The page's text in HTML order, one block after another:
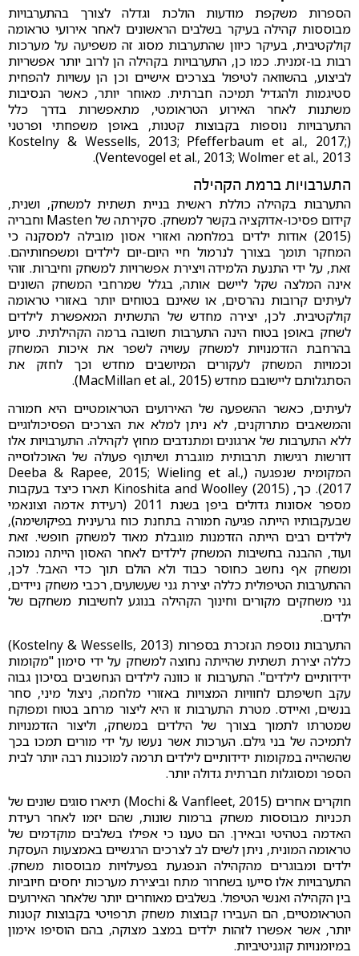
הספרות משקפת מודעות הולכת וגדלה לצורך בהתערבויות
מבוססות קהילה בעיקר בשלבים הראשונים לאחר אירועי טראומה
קולקטיבית, בעיקר כיוון שהתערבות מסוג זה משפיעה על מערכות
רבות בו-זמנית. כמו כן, התערבויות בקהילה הן לרוב יותר אפשריות
לביצוע, בהשוואה לטיפול בצרכים אישיים וכן הן עשויות להפחית
סטיגמות ולהגדיל תמיכה חברתית. מאוחר יותר, כאשר הנסיבות
משתנות לאחר האירוע הטראומטי, מתאפשרות בדרך כלל
התערבויות נוספות בקבוצות קטנות, באופן משפחתי ופרטני
(Kostelny & Wessells, 2013; Pfefferbaum et al., 2017;
Ventevogel et al., 2013; Wolmer et al., 2013).
התערבויות ברמת הקהילה
התערבות בקהילה כוללת ראשית בניית תשתית למשחק, ושנית,
קידום פסיכו-אדוקציה בקשר למשחק. סקירתה של Masten וחבריה
(2015) אודות ילדים במלחמה ואזורי אסון מובילה למסקנה כי
המחקר תומך בצורך לנרמול חיי היום-יום לילדים ומשפחותיהם.
זאת, על ידי התנעת הלמידה ויצירת אפשרויות למשחק וחיברות. זוהי
אינה המלצה שקל ליישם אותה, בגלל שמרחבי המשחק השונים
לעיתים קרובות נהרסים, או שאינם בטוחים יותר באזורי טראומה
קולקטיבית. לכן, יצירה מחדש של התשתית המאפשרת לילדים
לשחק באופן בטוח הינה התערבות חשובה ברמה הקהילתית. סיוע
בהרחבת הזדמנויות למשחק עשויה לשפר את איכות המשחק
וכמויות המשחק לעקורים המיושבים מחדש וכך לחזק את
הסתגלותם ליישובם מחדש (MacMillan et al., 2015).
לעיתים, כאשר ההשפעה של האירועים הטראומטיים היא חמורה
והמשאבים מתרוקנים, לא ניתן למלא את הצרכים הפסיכולוגיים
ללא התערבות של ארגונים ומתנדבים מחוץ לקהילה. התערבויות אלו
דורשות רגישות תרבותית מוגברת ושיתוף פעולה של האוכלוסייה
המקומית שנפגעה (Deeba & Rapee, 2015; Wieling et al.,
2017). כך, Kinoshita and Woolley (2015) תארו כיצד בעקבות
מספר אסונות גדולים ביפן בשנת 2011 (רעידת אדמה וצונאמי
שבעקבותיו הייתה פגיעה חמורה בתחנת כוח גרעינית בפיקושימה),
לילדים רבים הייתה הזדמנות מוגבלת מאוד למשחק חופשי. זאת
ועוד, ההבנה בחשיבות המשחק לילדים לאחר האסון הייתה נמוכה
ומשחק אף נחשב כחוסר כבוד ולא הולם תוך כדי האבל. לכן,
ההתערבות הטיפולית כללה יצירת גני שעשועים, רכבי משחק ניידים,
גני משחקים מקורים וחינוך הקהילה בנוגע לחשיבות משחקם של
ילדים.
התערבות נוספת הנזכרת בספרות (Kostelny & Wessells, 2013)
כללה יצירת תשתית שהייתה נחוצה למשחק על ידי סימון "מקומות
ידידותיים לילדים". התערבות זו כוונה לילדים הנחשבים בסיכון גבוה
עקב חשיפתם לחוויות המצויות באזורי מלחמה, ניצול מיני, סחר
בנשים, ואיידס. מטרת התערבות זו היא ליצור מרחב בטוח ומפוקח
שמטרתו לתמוך בצורך של הילדים במשחק, וליצור הזדמנויות
לתמיכה של בני גילם. הערכות אשר נעשו על ידי מורים תמכו בכך
שהשהייה במקומות ידידותיים לילדים תרמה למוכנות רבה יותר לבית
הספר ומסוגלות חברתית גדולה יותר.
חוקרים אחרים (Mochi & Vanfleet, 2015) תיארו סוגים שונים של
תכניות מבוססות משחק ברמות שונות, שהם יזמו לאחר רעידת
האדמה בטהיטי ובאירן. הם טענו כי אפילו בשלבים מוקדמים של
טראומה המונית, ניתן לשים לב לצרכים הרגשיים באמצעות העסקת
ילדים ומבוגרים מהקהילה הנפגעת בפעילויות מבוססות משחק.
התערבויות אלו סייעו בשחרור מתח וביצירת מערכות יחסים חיוביות
בין הקהילה ואנשי הטיפול. בשלבים מאוחרים יותר שלאחר האירועים
הטראומטיים, הם העבירו קבוצות משחק תרפויטי בקבוצות קטנות
יותר, אשר אפשרו לזהות ילדים במצב מצוקה, בהם הוסיפו אימון
במיומנויות קוגניטיביות.